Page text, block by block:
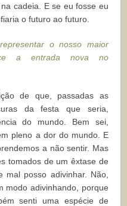
cadeia. E se eu fosse eu
o futuro ao futuro.
o nosso maior
a entrada nova no
de que, passadas as
da festa que seria,
do mundo. Bem sei,
pleno a dor do mundo. E
a não sentir. Mas
tomados de um êxtase de
posso adivinhar. Não,
modo adivinhando, porque
senti uma espécie de